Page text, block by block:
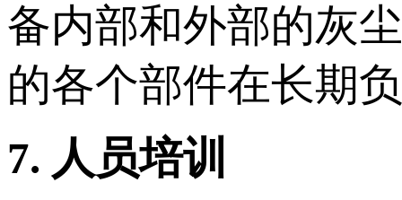
备内部和外部的灰
的各个部件在长期
7. 人员培训